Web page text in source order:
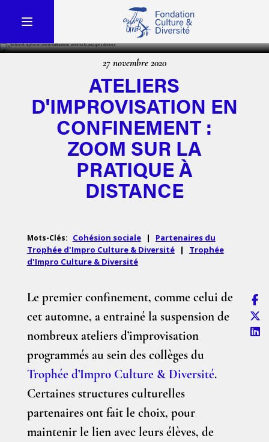
27 novembre 2020
ATELIERS
D'IMPROVISATION EN
CONFINEMENT :
ZOOM SUR LA
PRATIQUE À
DISTANCE
Mots-Clés: Cohésion sociale |
Partenaires du
Trophée d'Impro Culture & Diversité
|
Trophée
d'Impro Culture & Diversité
Le premier confinement, comme celui de
cet automne, a entrainé la suspension de
nombreux ateliers d’improvisation
programmés au sein des collèges du
Trophée d’Impro Culture & Diversité.
Certaines structures culturelles
partenaires ont fait le choix, pour
maintenir le lien avec leurs élèves, de